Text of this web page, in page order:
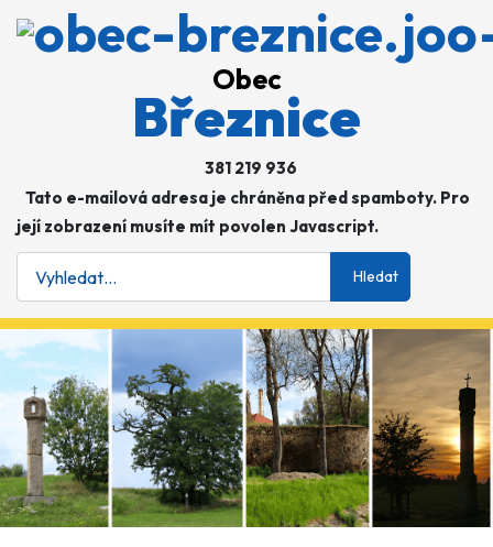
Obec
Březnice
381 219 936
Tato e-mailová adresa je chráněna před spamboty. Pro
její zobrazení musíte mít povolen Javascript.
Hledat